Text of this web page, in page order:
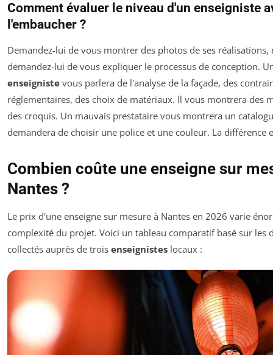
Comment évaluer le niveau d'un enseigniste
l'embaucher ?
Demandez-lui de vous montrer des photos de ses
demandez-lui de vous expliquer le processus de conception.
enseigniste vous parlera de l'analyse de la façade, des
réglementaires, des choix de matériaux. Il vous montrera des
des croquis. Un mauvais prestataire vous montrera un
demandera de choisir une police et une couleur. La différence
Combien coûte une enseigne sur
Nantes ?
Le prix d'une enseigne sur mesure à Nantes en 2026 varie
complexité du projet. Voici un tableau comparatif basé sur les
collectés auprès de trois enseignistes locaux :